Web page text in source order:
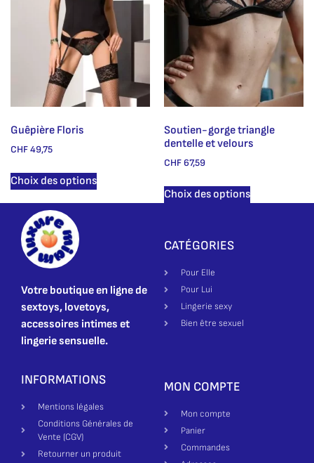
Guêpière Floris
CHF49,75
Choix des options
Soutien-gorge triangle
dentelle et velours
CHF67,59
Choix des options
Votre boutique en ligne de
sextoys, lovetoys,
accessoires intimes et
lingerie sensuelle.
CATÉGORIES
Pour Elle
Pour Lui
Lingerie sexy
Bien être sexuel
INFORMATIONS
Mentions légales
Conditions Générales de
Vente (CGV)
Retourner un produit
MON COMPTE
Mon compte
Panier
Commandes